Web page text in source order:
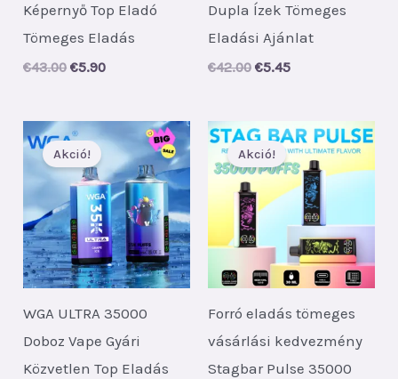
Képernyő Top Eladó
Tömeges Eladás
€43.00 Original
€43.00.
€5.90Current
€5.90.
Dupla Ízek Tömeges
Eladási Ajánlat
€42.00 Original
€5.45Current
Akció!
WGA ULTRA 35000
Doboz Vape Gyári
Közvetlen Top Eladás
Akció!
Forró eladás tömeges
vásárlási kedvezmény
Stagbar Pulse 35000